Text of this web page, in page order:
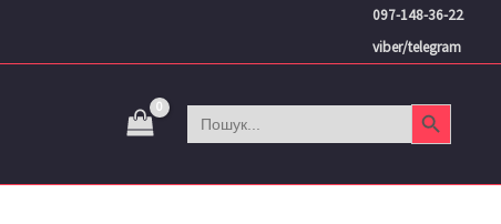
097-148-36-22
viber/telegram
Search
for:
Search Button